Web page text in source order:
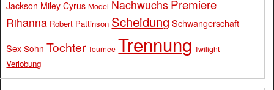
Jackson Miley Cyrus Model Nachwuchs Premiere
Rihanna Robert Pattinson Scheidung Schwangerschaft
Sex Sohn Tochter Tournee Trennung Twilight
Verlobung